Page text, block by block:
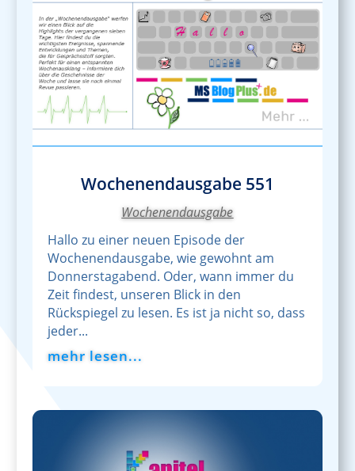
Wochenendausgabe 551
Wochenendausgabe
Hallo zu einer neuen Episode der
Wochenendausgabe, wie gewohnt am
Donnerstagabend. Oder, wann immer du
Zeit findest, unseren Blick in den
Rückspiegel zu lesen. Es ist ja nicht so, dass
jeder...
mehr lesen...